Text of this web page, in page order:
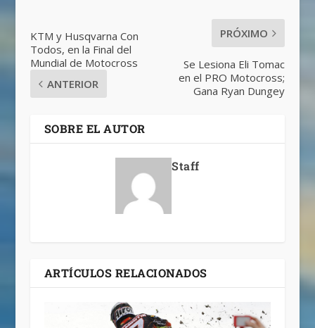
KTM y Husqvarna Con
Todos, en la Final del
Mundial de Motocross
ANTERIOR
PRÓXIMO
Se Lesiona Eli Tomac
en el PRO Motocross;
Gana Ryan Dungey
SOBRE EL AUTOR
Staff
ARTÍCULOS RELACIONADOS